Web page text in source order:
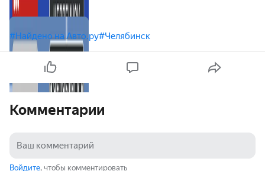
#Найдено на Авто.ру#Челябинск
Комментарии
Войдите, чтобы комментировать